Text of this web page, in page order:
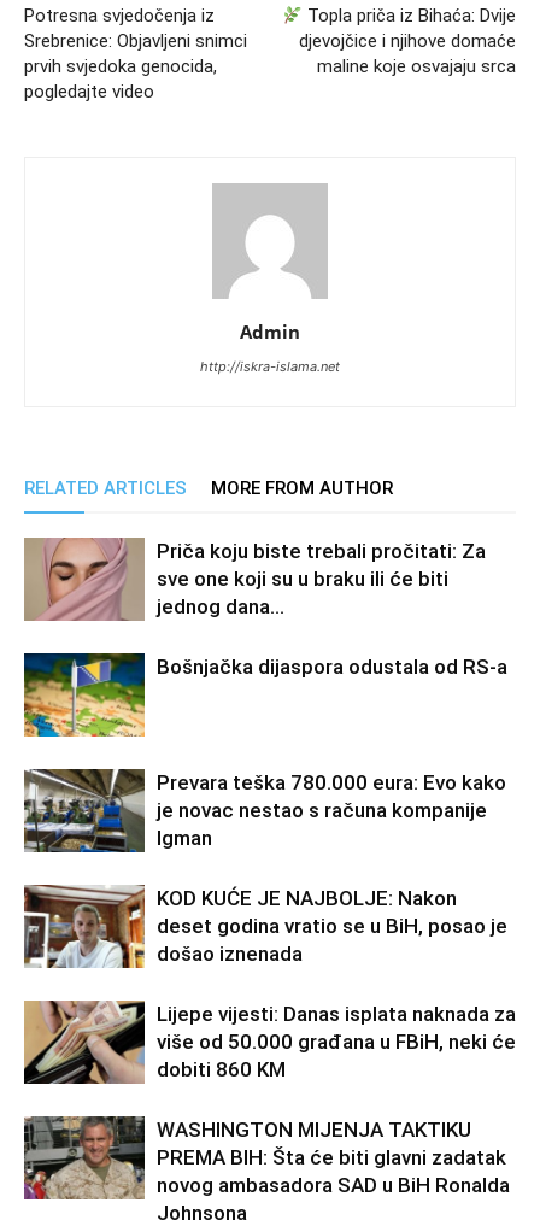
Potresna svjedočenja iz
Srebrenice: Objavljeni snimci
prvih svjedoka genocida,
pogledajte video
Topla priča iz Bihaća: Dvije
djevojčice i njihove domaće
maline koje osvajaju srca
Admin
http://iskra-islama.net
RELATED ARTICLES MORE FROM AUTHOR
Priča koju biste trebali pročitati: Za
sve one koji su u braku ili će biti
jednog dana…
Bošnjačka dijaspora odustala od RS-a
Prevara teška 780.000 eura: Evo kako
je novac nestao s računa kompanije
Igman
KOD KUĆE JE NAJBOLJE: Nakon
deset godina vratio se u BiH, posao je
došao iznenada
Lijepe vijesti: Danas isplata naknada za
više od 50.000 građana u FBiH, neki će
dobiti 860 KM
WASHINGTON MIJENJA TAKTIKU
PREMA BIH: Šta će biti glavni zadatak
novog ambasadora SAD u BiH Ronalda
Johnsona